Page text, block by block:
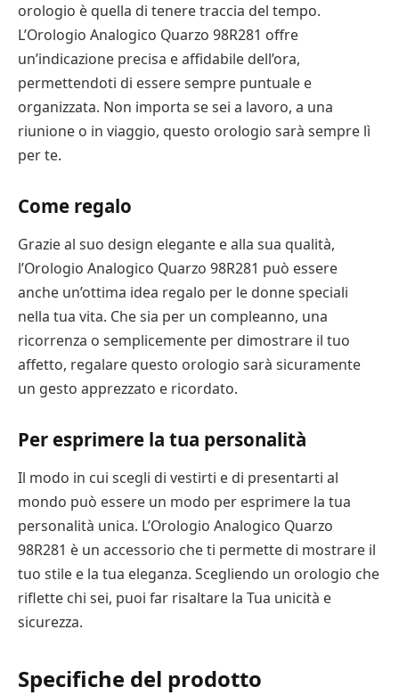
orologio è quella di tenere traccia del tempo.
L’Orologio Analogico Quarzo 98R281 offre
un’indicazione precisa e affidabile dell’ora,
permettendoti di essere sempre puntuale e
organizzata. Non importa se sei a lavoro, a una
riunione o in viaggio, questo orologio sarà sempre lì
per te.
Come regalo
Grazie al suo design elegante e alla sua qualità,
l’Orologio Analogico Quarzo 98R281 può essere
anche un’ottima idea regalo per le donne speciali
nella tua vita. Che sia per un compleanno, una
ricorrenza o semplicemente per dimostrare il tuo
affetto, regalare questo orologio sarà sicuramente
un gesto apprezzato e ricordato.
Per esprimere la tua personalità
Il modo in cui scegli di vestirti e di presentarti al
mondo può essere un modo per esprimere la tua
personalità unica. L’Orologio Analogico Quarzo
98R281 è un accessorio che ti permette di mostrare il
tuo stile e la tua eleganza. Scegliendo un orologio che
riflette chi sei, puoi far risaltare la Tua unicità e
sicurezza.
Specifiche del prodotto